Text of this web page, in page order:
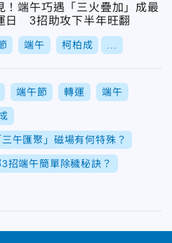
！端午巧遇「三火疊加」成最
日 3招助攻下半年旺翻
端午 柯柏成
端午節 轉運 端午
午匯聚」磁場有何特殊？
招端午簡單除穢秘訣？